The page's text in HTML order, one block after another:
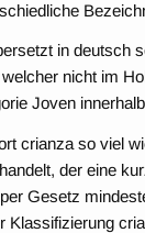
in deutsch
nicht im
Joven
crianza so viel
der eine
Gesetz
Klassifizierung